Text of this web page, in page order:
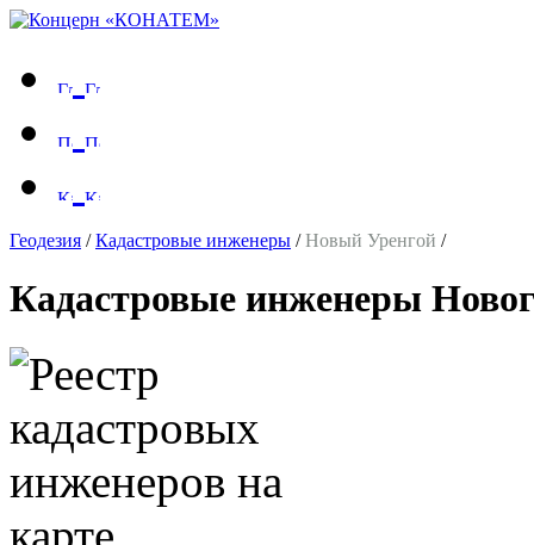
Геодезия /Кадастровые инженеры /Новый Уренгой /
Кадастровые инженеры